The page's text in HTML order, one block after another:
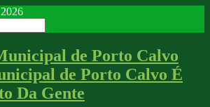
de Porto Calvo É
Da Gente